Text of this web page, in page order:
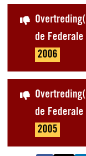
de Federale
2006
de Federale
2005